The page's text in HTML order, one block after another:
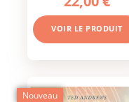
VOIR LE PRODUIT
Nouveau